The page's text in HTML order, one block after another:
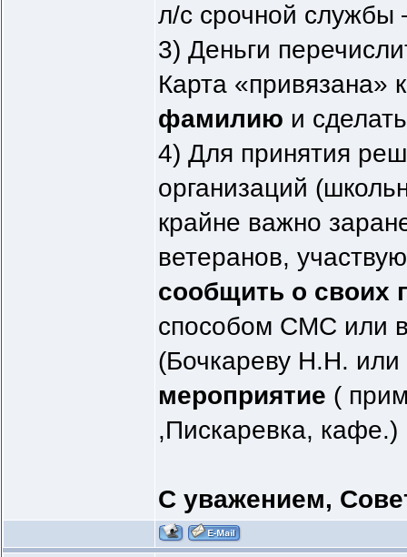
л/с срочной службы
3) Деньги
Карта «привязана»
фамилию и
4) Для принятия
организаций
крайне важно
ветеранов,
сообщить о своих
способом СМС или
(Бочкареву Н.Н.
мероприятие (
,Пискаревка, кафе.)
С уважением,